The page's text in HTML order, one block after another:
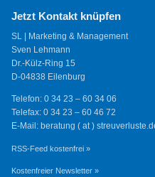
Jetzt Kontakt knüpfen
SL | Marketing & Management
Sven Lehmann
Dr.-Külz-Ring 15
D-04838 Eilenburg
Telefon: 0 34 23 – 60 34 06
Telefax: 0 34 23 – 60 46 72
E-Mail: beratung ( at )
RSS-Feed kostenfrei »
Kostenfreier Newsletter »